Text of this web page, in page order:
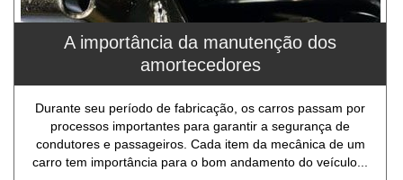
A importância da manutenção dos
amortecedores
Durante seu período de fabricação, os carros passam por
processos importantes para garantir a segurança de
condutores e passageiros. Cada item da mecânica de um
carro tem importância para o bom andamento do veículo...